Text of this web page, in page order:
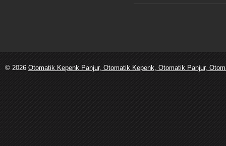
© 2026 Otomatik Kepenk Panjur, Otomatik Kepenk, Otomatik Panjur,